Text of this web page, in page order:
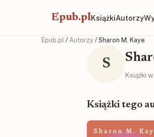
Epub.plKsiążkiAutorzy
Epub.pl / Autorzy / Sharon M. Kaye
S
Książki
Książki tego